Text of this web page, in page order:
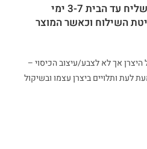
זמן האספקה המשוער עם שליח עד הבית 3-7 ימי
השילוח וכאשר המוצר
היצרן אך לא לצבע/עיצוב הכיסוי–
לעת ותלויים ביצרן עצמו ובשיקול